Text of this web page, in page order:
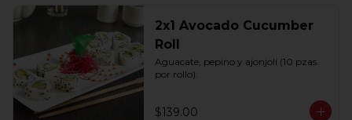
2x1 Avocado Cucumber
Roll
Aguacate, pepino y ajonjolí (10 pzas.
por rollo).
$139.00